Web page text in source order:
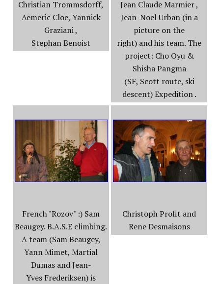
Christian Trommsdorff,
Aemeric Cloe, Yannick
Graziani ,
Stephan Benoist
Jean Claude Marmier ,
Jean-Noel Urban (in a
picture on the
right) and his team. The
project: Cho Oyu &
Shisha Pangma
(SF, Scott route, ski
descent) Expedition .
French "Rozov" :) Sam
Beaugey. B.A.S.E climbing.
A team (Sam Beaugey,
Yann Mimet, Martial
Dumas and Jean-
Yves Frederiksen) is
Christoph Profit and
Rene Desmaisons